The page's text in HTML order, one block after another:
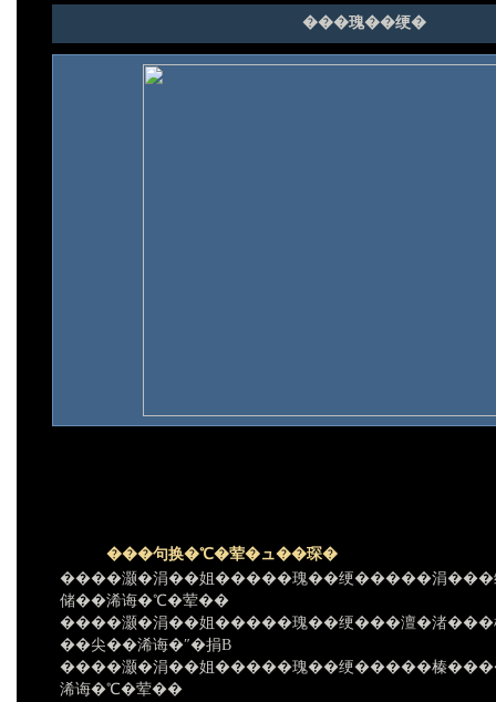
���瑰��绠�
���句换�℃�荤�ュ��琛�
����灏�涓��姐�����瑰��绠�����涓���
储��浠诲�℃�荤��
����灏�涓��姐�����瑰��绠���澶�渚���
��尖��浠诲�″�捐В
����灏�涓��姐�����瑰��绠�����榛
浠诲�℃�荤��